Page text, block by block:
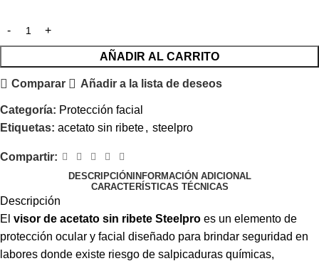
AÑADIR AL CARRITO
Comparar Añadir a la lista de deseos
Categoría: Protección facial
Etiquetas: acetato sin ribete, steelpro
Compartir:
DESCRIPCIÓNINFORMACIÓN ADICIONAL
CARACTERÍSTICAS TÉCNICAS
Descripción
El visor de acetato sin ribete Steelpro es un elemento de
protección ocular y facial diseñado para brindar seguridad en
labores donde existe riesgo de salpicaduras químicas,